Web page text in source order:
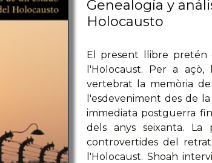
Genealogía y
Holocausto
El present llibre pretén
l'Holocaust. Per a
vertebrat la memòria
l'esdeveniment des de
immediata postguerra
dels anys seixanta. La
controvertides del
l'Holocaust. Shoah